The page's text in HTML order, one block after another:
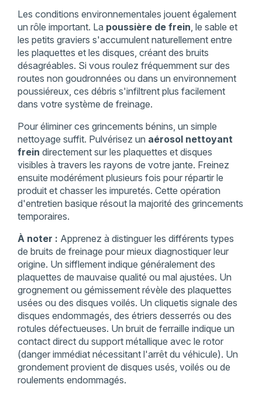
Les conditions environnementales jouent également
un rôle important. La poussière de frein , le sable et
les petits graviers s'accumulent naturellement entre
les plaquettes et les disques, créant des bruits
désagréables. Si vous roulez fréquemment sur des
routes non goudronnées ou dans un environnement
poussiéreux, ces débris s'infiltrent plus facilement
dans votre système de freinage.
Pour éliminer ces grincements bénins, un simple
nettoyage suffit. Pulvérisez un aérosol nettoyant
frein directement sur les plaquettes et disques
visibles à travers les rayons de votre jante. Freinez
ensuite modérément plusieurs fois pour répartir le
produit et chasser les impuretés. Cette opération
d'entretien basique résout la majorité des grincements
temporaires.
À noter : Apprenez à distinguer les différents types
de bruits de freinage pour mieux diagnostiquer leur
origine. Un sifflement indique généralement des
plaquettes de mauvaise qualité ou mal ajustées. Un
grognement ou gémissement révèle des plaquettes
usées ou des disques voilés. Un cliquetis signale des
disques endommagés, des étriers desserrés ou des
rotules défectueuses. Un bruit de ferraille indique un
contact direct du support métallique avec le rotor
(danger immédiat nécessitant l'arrêt du véhicule). Un
grondement provient de disques usés, voilés ou de
roulements endommagés.